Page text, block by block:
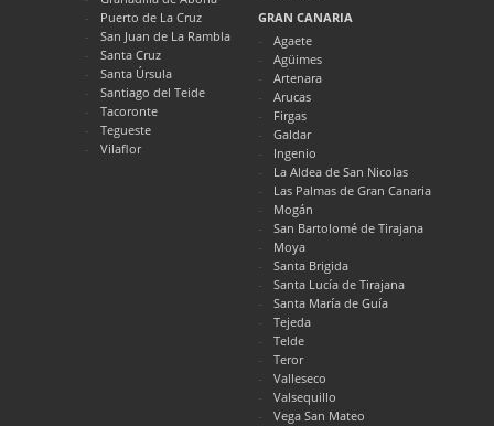
Puerto de La Cruz
San Juan de La Rambla
Santa Cruz
Santa Úrsula
Santiago del Teide
Tacoronte
Tegueste
Vilaflor
GRAN CANARIA
Agaete
Agüimes
Artenara
Arucas
Firgas
Galdar
Ingenio
La Aldea de San Nicolas
Las Palmas de Gran Canaria
Mogán
San Bartolomé de Tirajana
Moya
Santa Brigida
Santa Lucía de Tirajana
Santa María de Guía
Tejeda
Telde
Teror
Valleseco
Valsequillo
Vega San Mateo